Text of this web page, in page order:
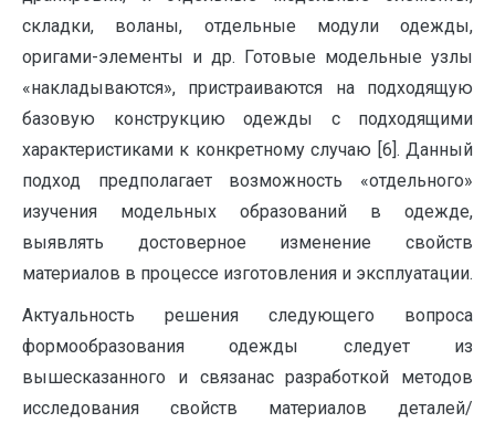
складки, воланы, отдельные модули одежды,
оригами-элементы и др. Готовые модельные узлы
«накладываются», пристраиваются на подходящую
базовую конструкцию одежды с подходящими
характеристиками к конкретному случаю [6]. Данный
подход предполагает возможность «отдельного»
изучения модельных образований в одежде,
выявлять достоверное изменение свойств
материалов в процессе изготовления и эксплуатации.
Актуальность решения следующего вопроса
формообразования одежды следует из
вышесказанного и связанас разработкой методов
исследования свойств материалов деталей/